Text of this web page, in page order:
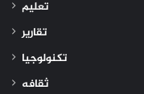
تعليم
تقارير
تكنولوجيا
ثقافه